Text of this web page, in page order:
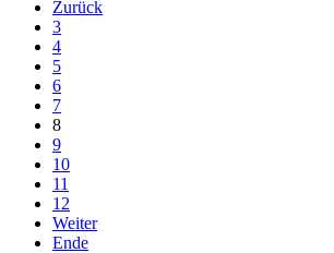
Zurück
3
4
5
6
7
8
9
10
11
12
Weiter
Ende